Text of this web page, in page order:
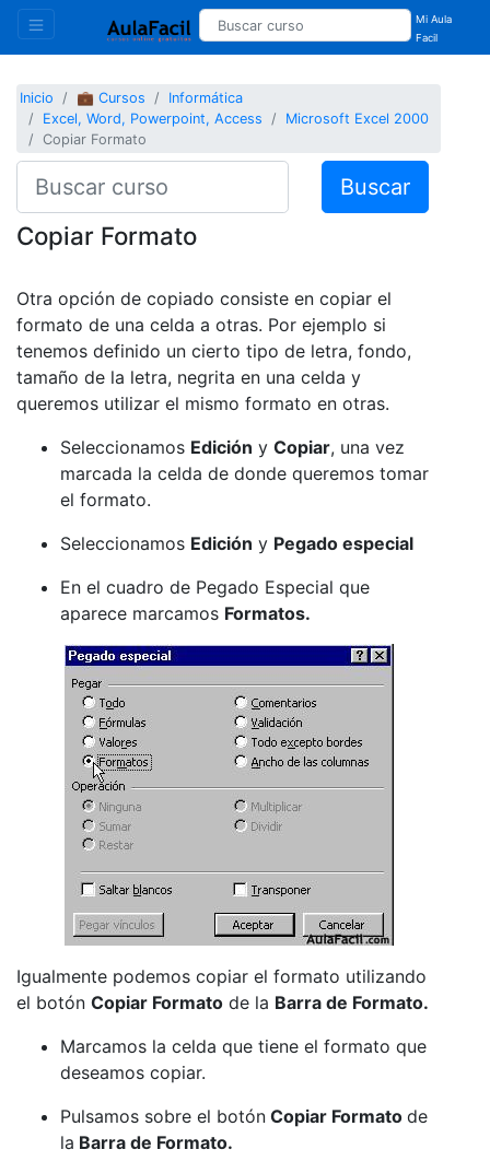
Mi Aula
Facil
Inicio 💼 Cursos
Informática
Excel, Word, Powerpoint, Access
Microsoft Excel 2000
Copiar Formato
Buscar
Copiar Formato
Otra opción de copiado consiste en copiar el
formato de una celda a otras. Por ejemplo si
tenemos definido un cierto tipo de letra, fondo,
tamaño de la letra, negrita en una celda y
queremos utilizar el mismo formato en otras.
Seleccionamos Edición y Copiar, una vez
marcada la celda de donde queremos tomar
el formato.
Seleccionamos Edición y Pegado especial
En el cuadro de Pegado Especial que
aparece marcamos Formatos.
Igualmente podemos copiar el formato utilizando
el botón Copiar Formato de la Barra de Formato.
Marcamos la celda que tiene el formato que
deseamos copiar.
Pulsamos sobre el botón Copiar Formato de
la Barra de Formato.